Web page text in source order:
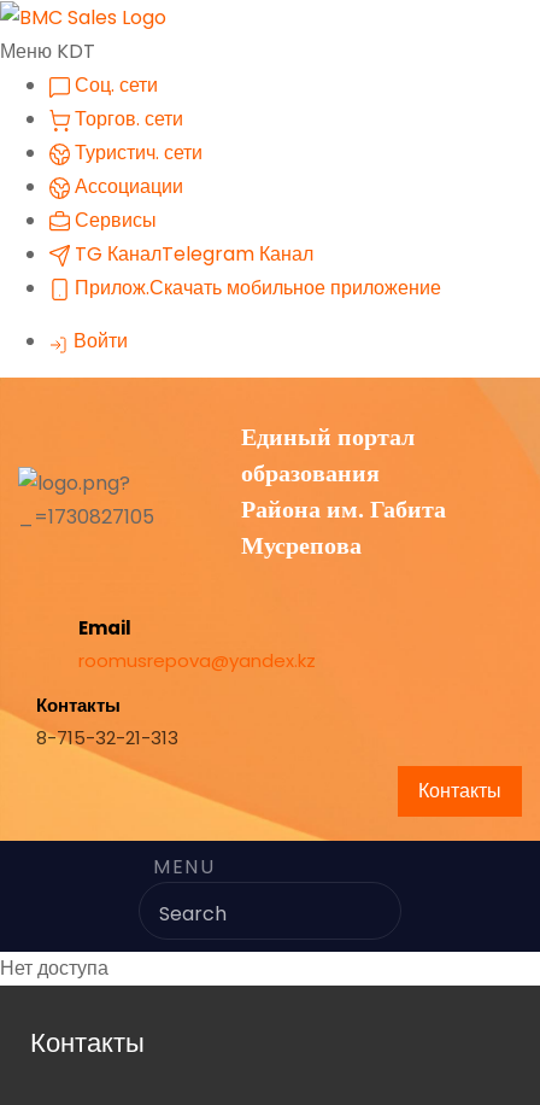
Меню KDT
Соц. сети
Торгов. сети
Туристич. сети
Ассоциации
Сервисы
TG КаналTelegram Канал
Прилож.Скачать мобильное приложение
Войти
Единый портал
образования
Района им. Габита
Мусрепова
Email
roomusrepova@yandex.kz
Контакты
8-715-32-21-313
Контакты
MENU
Нет доступа
Контакты